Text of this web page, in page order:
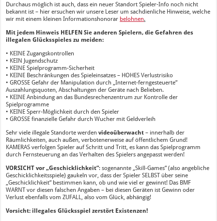
Durchaus möglich ist auch, dass ein neuer Standort Spieler-Info noch nicht
bekannt ist – hier ersuchen wir unsere Leser um sachdienliche Hinweise, welche
wir mit einem kleinen Informationshonorar belohnen.
Mit jedem Hinweis HELFEN Sie anderen Spielern, die Gefahren des
illegalen Glücksspieles zu meiden:
• KEINE Zugangskontrollen
• KEIN Jugendschutz
• KEINE Spielprogramm-Sicherheit
• KEINE Beschränkungen des Spieleinsatzes – HOHES Verlustrisiko
• GROSSE Gefahr der Manipulation durch „Internet-ferngesteuerte“
Auszahlungsquoten, Abschaltungen der Geräte nach Belieben.
• KEINE Anbindung an das Bundesrechenzentrum zur Kontrolle der
Spielprogramme
• KEINE Sperr-Möglichkeit durch den Spieler
• GROSSE finanzielle Gefahr durch Wucher mit Geldverleih
Sehr viele illegale Standorte werdenvideoüberwacht– innerhalb der
Räumlichkeiten, auch außen, verbotenerweise auf öffentlichem Grund!
KAMERAS verfolgen Spieler auf Schritt und Tritt, es kann das Spielprogramm
durch Fernsteuerung an das Verhalten des Spielers angepasst werden!
VORSICHT vor „Geschicklichkeit“: sogenannte „Skill-Games“ (also angebliche
Geschicklichkeitsspiele) gaukeln vor, dass der Spieler SELBST über seine
„Geschicklichkeit“ bestimmen kann, ob und wie viel er gewinnt! Das BMF
WARNT vor diesen falschen Angaben – bei diesen Geräten ist Gewinn oder
Verlust ebenfalls vom ZUFALL, also vom Glück, abhängig!
Vorsicht: illegales Glücksspiel zerstört Existenzen!